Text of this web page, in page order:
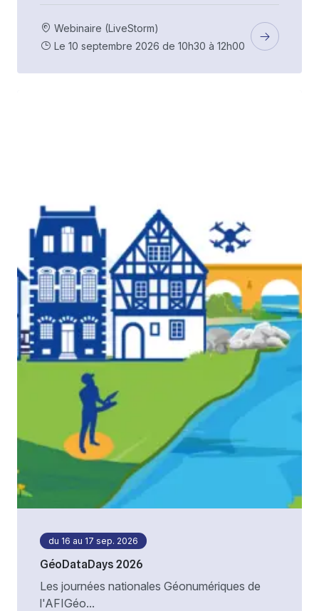
Webinaire (LiveStorm)
Le 10 septembre 2026 de 10h30 à 12h00
du 16 au 17 sep. 2026
GéoDataDays 2026
Les journées nationales Géonumériques de
l'AFIGéo...